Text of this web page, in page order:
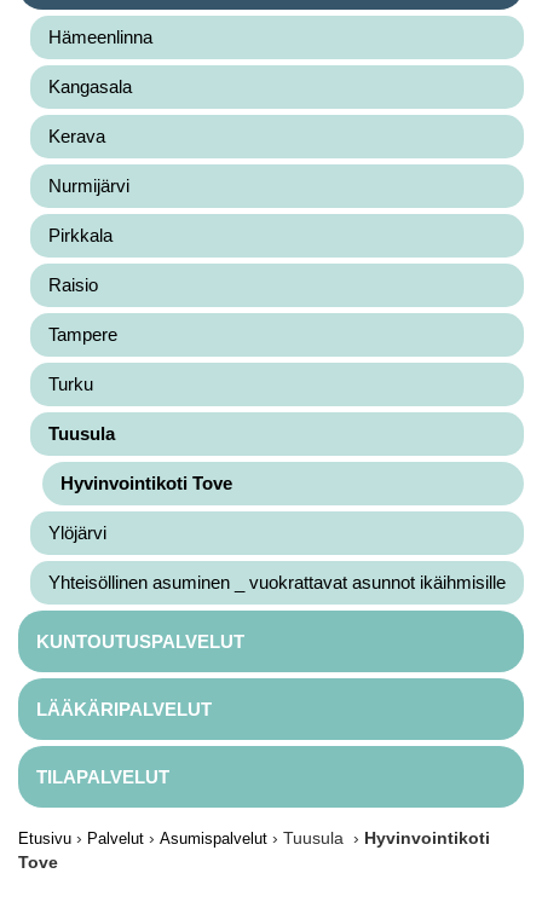
Hämeenlinna
Kangasala
Kerava
Nurmijärvi
Pirkkala
Raisio
Tampere
Turku
Tuusula
Hyvinvointikoti Tove
Ylöjärvi
Yhteisöllinen asuminen _ vuokrattavat asunnot ikäihmisille
KUNTOUTUSPALVELUT
LÄÄKÄRIPALVELUT
TILAPALVELUT
Etusivu › Palvelut › Asumispalvelut › Tuusula › Hyvinvointikoti
Tove